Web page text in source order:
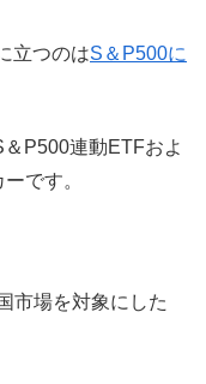
立つのはS＆P500に
P500連動ETFおよ
です。
市場を対象にした